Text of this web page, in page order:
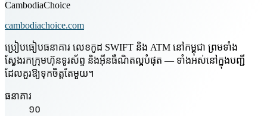
CambodiaChoice
cambodiachoice.com
ប្រៀបធៀបធនាគារ លេខកូដ SWIFT និង ATM នៅកម្ពុជា ព្រមទាំង
ស្វែងរកក្រុមហ៊ុនទូរស័ព្ទ និងអ៊ីនធឺណិតល្អបំផុត — ទាំងអស់នៅក្នុងបញ្ជី
ដែលគួរឱ្យទុកចិត្តតែមួយ។
ធនាគារ
១០